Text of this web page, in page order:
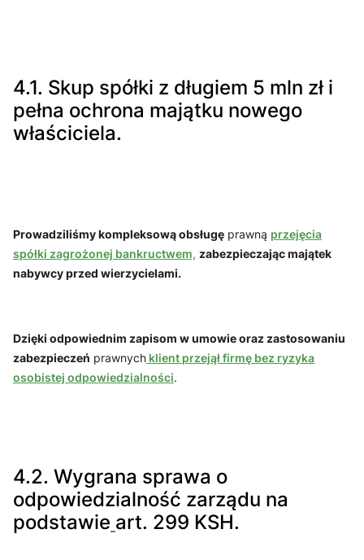
4.1. Skup spółki z długiem 5 mln zł i
pełna ochrona majątku nowego
właściciela.
Prowadziliśmy kompleksową obsługę prawną przejęcia
spółki zagrożonej bankructwem, zabezpieczając majątek
nabywcy przed wierzycielami.
Dzięki odpowiednim zapisom w umowie oraz zastosowaniu
zabezpieczeń prawnych klient przejął firmę bez ryzyka
osobistej odpowiedzialności.
4.2. Wygrana sprawa o
odpowiedzialność zarządu na
podstawie art. 299 KSH.